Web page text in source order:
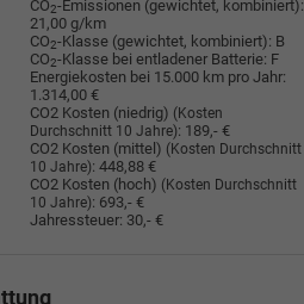
CO2-Emissionen (gewichtet, kombiniert):
21,00 g/km
CO2-Klasse (gewichtet, kombiniert): B
CO2-Klasse bei entladener Batterie: F
Energiekosten bei 15.000 km pro Jahr:
1.314,00 €
CO2 Kosten (niedrig) (Kosten
Durchschnitt 10 Jahre): 189,- €
CO2 Kosten (mittel) (Kosten Durchschnitt
10 Jahre): 448,88 €
CO2 Kosten (hoch) (Kosten Durchschnitt
10 Jahre): 693,- €
Jahressteuer: 30,- €